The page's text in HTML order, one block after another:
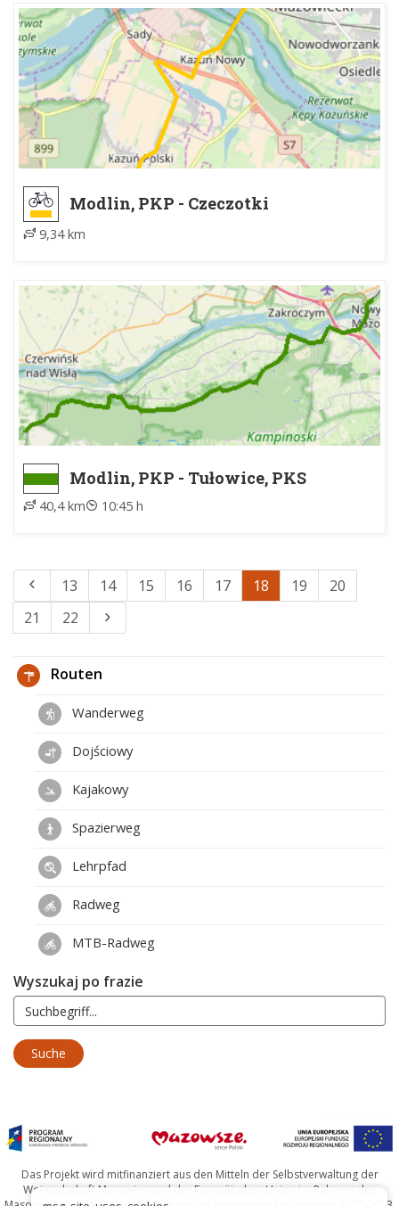
Modlin, PKP - Czeczotki
9,34 km
Modlin, PKP - Tułowice, PKS
40,4 km 10:45 h
13 14 15 16 17 18 19
20
21
22
Routen
Wanderweg
Dojściowy
Kajakowy
Spazierweg
Lehrpfad
Radweg
MTB-Radweg
Wyszukaj po frazie
Das Projekt wird mitfinanziert aus den Mitteln der Selbstverwaltung der
Woiwodschaft Masowien und der Europäischen Union im Rahmen des